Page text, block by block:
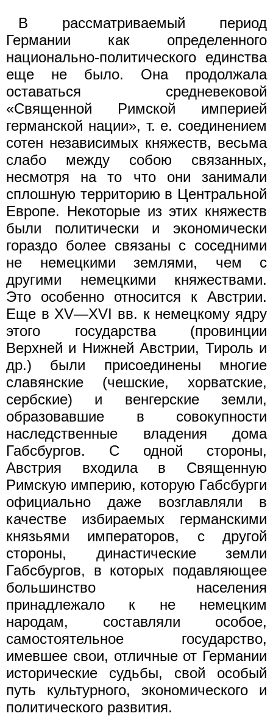
В рассматриваемый период
Германии как определенного
национально-политического единства
еще не было. Она продолжала
оставаться средневековой
«Священной Римской империей
германской нации», т. е. соединением
сотен независимых княжеств, весьма
слабо между собою связанных,
несмотря на то что они занимали
сплошную территорию в Центральной
Европе. Некоторые из этих княжеств
были политически и экономически
гораздо более связаны с соседними
не немецкими землями, чем с
другими немецкими княжествами.
Это особенно относится к Австрии.
Еще в XV—XVI вв. к немецкому ядру
этого государства (провинции
Верхней и Нижней Австрии, Тироль и
др.) были присоединены многие
славянские (чешские, хорватские,
сербские) и венгерские земли,
образовавшие в совокупности
наследственные владения дома
Габсбургов. С одной стороны,
Австрия входила в Священную
Римскую империю, которую Габсбурги
официально даже возглавляли в
качестве избираемых германскими
князьями императоров, с другой
стороны, династические земли
Габсбургов, в которых подавляющее
большинство населения
принадлежало к не немецким
народам, составляли особое,
самостоятельное государство,
имевшее свои, отличные от Германии
исторические судьбы, свой особый
путь культурного, экономического и
политического развития.